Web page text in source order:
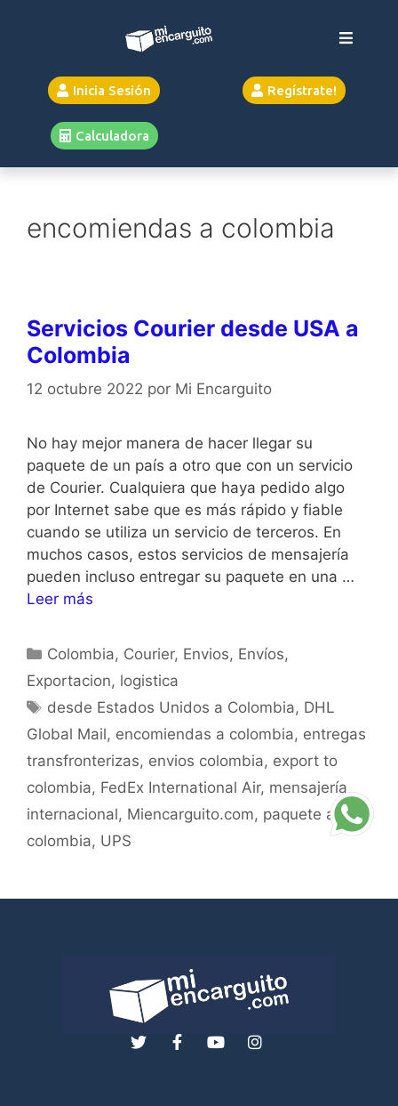
Inicia Sesión Regístrate!
Calculadora
encomiendas a colombia
Servicios Courier desde USA a
Colombia
12 octubre 2022 por Mi Encarguito
No hay mejor manera de hacer llegar su
paquete de un país a otro que con un servicio
de Courier. Cualquiera que haya pedido algo
por Internet sabe que es más rápido y fiable
cuando se utiliza un servicio de terceros. En
muchos casos, estos servicios de mensajería
pueden incluso entregar su paquete en una …
Leer más
Colombia, Courier, Envios, Envíos,
Exportacion, logistica
desde Estados Unidos a Colombia, DHL
Global Mail, encomiendas a colombia, entregas
transfronterizas, envios colombia, export to
colombia, FedEx International Air, mensajería
internacional, Miencarguito.com, paquete a
colombia, UPS